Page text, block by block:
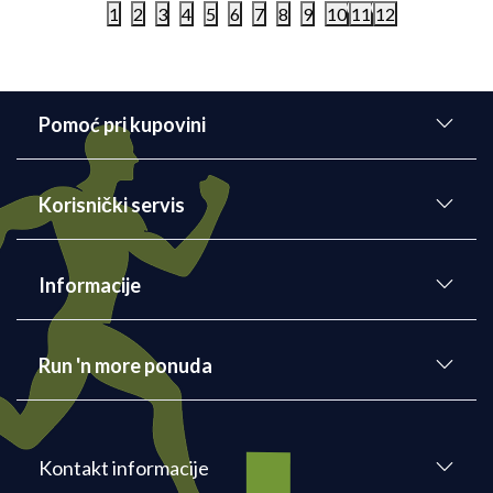
1 2 3 4 5 6 7 8 9 10 11 12
Pomoć pri kupovini
Korisnički servis
Informacije
Run 'n more ponuda
Kontakt informacije